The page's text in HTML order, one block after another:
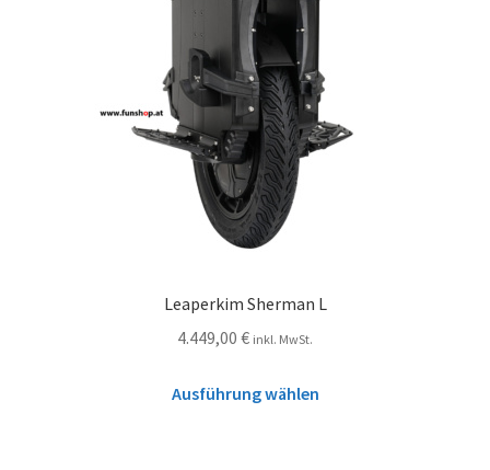
Leaperkim Sherman L
4.449,00 € inkl. MwSt.
Ausführung wählen